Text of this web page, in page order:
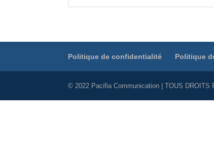
Politique de confidentialité Politique
© 2022 Pacifia Communication | TOUS